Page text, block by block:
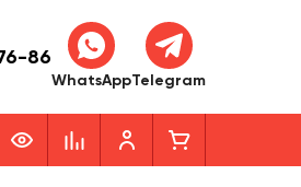
86
WhatsAppTelegram